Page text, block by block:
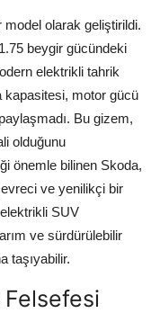
olarak geliştirildi.
beygir gücündeki
elektrikli tahrik
kapasitesi, motor gücü
Bu gizem,
olduğunu
önemle bilinen Skoda,
ve yenilikçi bir
SUV
ve sürdürülebilir
taşıyabilir.
Felsefesi